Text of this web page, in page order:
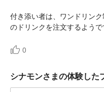
付き添い者は、ワンドリン
のドリンクを注文するようで
0
シナモンさまの体験した